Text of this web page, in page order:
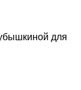
для